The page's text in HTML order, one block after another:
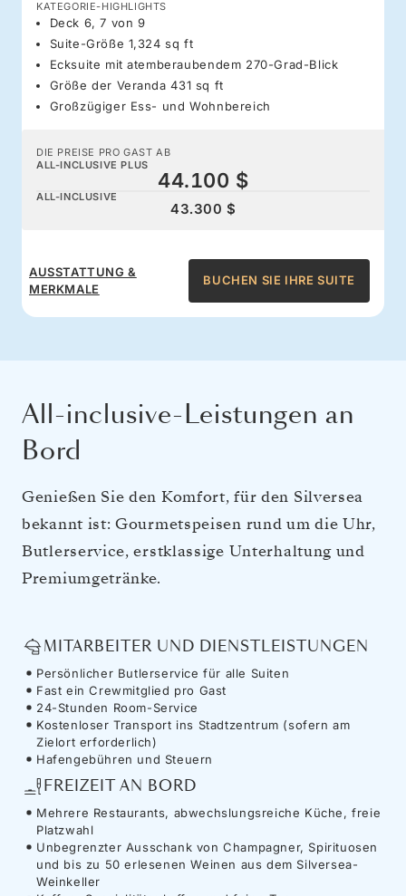
KATEGORIE-HIGHLIGHTS
Deck 6, 7 von 9
Suite-Größe 1,324 sq ft
Ecksuite mit atemberaubendem 270-Grad-Blick
Größe der Veranda 431 sq ft
Großzügiger Ess- und Wohnbereich
DIE PREISE PRO GAST AB
ALL-INCLUSIVE PLUS
44.100 $
ALL-INCLUSIVE
43.300 $
AUSSTATTUNG &
MERKMALE
BUCHEN SIE IHRE SUITE
All-inclusive-Leistungen an
Bord
Genießen Sie den Komfort, für den Silversea
bekannt ist: Gourmetspeisen rund um die Uhr,
Butlerservice, erstklassige Unterhaltung und
Premiumgetränke.
MITARBEITER UND DIENSTLEISTUNGEN
Persönlicher Butlerservice für alle Suiten
Fast ein Crewmitglied pro Gast
24-Stunden Room-Service
Kostenloser Transport ins Stadtzentrum (sofern am
Zielort erforderlich)
Hafengebühren und Steuern
FREIZEIT AN BORD
Mehrere Restaurants, abwechslungsreiche Küche, freie
Platzwahl
Unbegrenzter Ausschank von Champagner, Spirituosen
und bis zu 50 erlesenen Weinen aus dem Silversea-
Weinkeller